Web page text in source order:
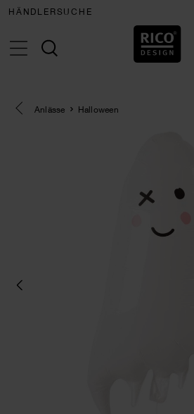
HÄNDLERSUCHE
Eine Kategorie zurück navigieren
Anlässe Halloween